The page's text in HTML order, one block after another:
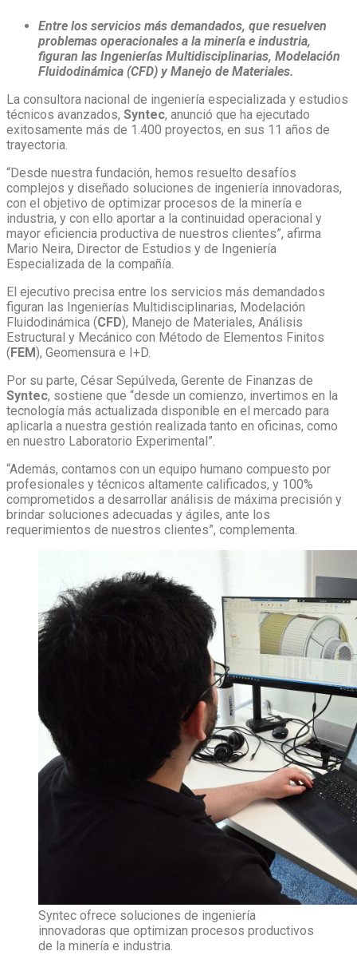
Entre los servicios más demandados, que resuelven
problemas operacionales a la minería e industria,
figuran las Ingenierías Multidisciplinarias, Modelación
Fluidodinámica (CFD) y Manejo de Materiales.
La consultora nacional de ingeniería especializada y estudios
técnicos avanzados, Syntec, anunció que ha ejecutado
exitosamente más de 1.400 proyectos, en sus 11 años de
trayectoria.
“Desde nuestra fundación, hemos resuelto desafíos
complejos y diseñado soluciones de ingeniería innovadoras,
con el objetivo de optimizar procesos de la minería e
industria, y con ello aportar a la continuidad operacional y
mayor eficiencia productiva de nuestros clientes”, afirma
Mario Neira, Director de Estudios y de Ingeniería
Especializada de la compañía.
El ejecutivo precisa entre los servicios más demandados
figuran las Ingenierías Multidisciplinarias, Modelación
Fluidodinámica (CFD), Manejo de Materiales, Análisis
Estructural y Mecánico con Método de Elementos Finitos
(FEM), Geomensura e I+D.
Por su parte, César Sepúlveda, Gerente de Finanzas de
Syntec, sostiene que “desde un comienzo, invertimos en la
tecnología más actualizada disponible en el mercado para
aplicarla a nuestra gestión realizada tanto en oficinas, como
en nuestro Laboratorio Experimental”.
“Además, contamos con un equipo humano compuesto por
profesionales y técnicos altamente calificados, y 100%
comprometidos a desarrollar análisis de máxima precisión y
brindar soluciones adecuadas y ágiles, ante los
requerimientos de nuestros clientes”, complementa.
Syntec ofrece soluciones de ingeniería
innovadoras que optimizan procesos productivos
de la minería e industria.